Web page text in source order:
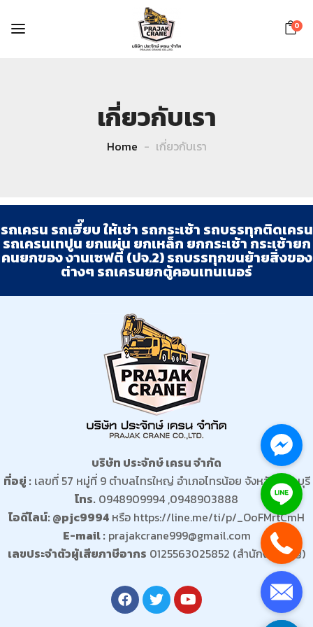
0
เกี่ยวกับเรา
Home เกี่ยวกับเรา
รถเครน รถเฮี๊ยบ ให้เช่า รถกระเช้า รถบรรทุกติดเครน
รถเครนเทปูน ยกแผ่น ยกเหล็ก ยกกระเช้า กระเช้ายก
คนยกของ งานเซฟตี้ (ปจ.2) รถบรรทุกขนย้ายสิ่งของ
ต่างๆ รถเครนยกตู้คอนเทนเนอร์
บริษัท ประจักษ์ เครน จำกัด
ที่อยู่ :เลขที่ 57 หมู่ที่ 9 ตำบลไทรใหญ่ อำเภอไทรน้อย จังหวัดนนทบุรี
โทร. 0948909994 ,0948903888
ไอดีไลน์: @pjc9994 หรือ https://line.me/ti/p/_OoFMrtCmH
E-mail : prajakcrane999@gmail.com
เลขประจำตัวผู้เสียภาษีอากร 0125563025852 (สำนักงานใหญ่)